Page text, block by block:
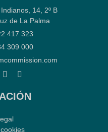
14, 2º B
de La Palma
417 323
309 000